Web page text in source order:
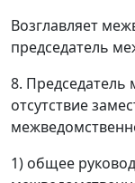
Возглавляет
председатель
8. Председатель
отсутствие
1) общее